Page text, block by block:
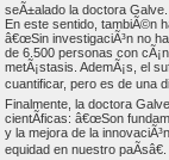
seÃ±alado la doctora Galve.
En este sentido, tambiÃ©n
â€œSin investigaciÃ³n no
de 6.500 personas con
metÃ¡stasis. AdemÃ¡s, el
cuantificar, pero es de una
Finalmente, la doctora
cientÃ­ficas: â€œSon
y la mejora de la
equidad en nuestro paÃ­sâ€.